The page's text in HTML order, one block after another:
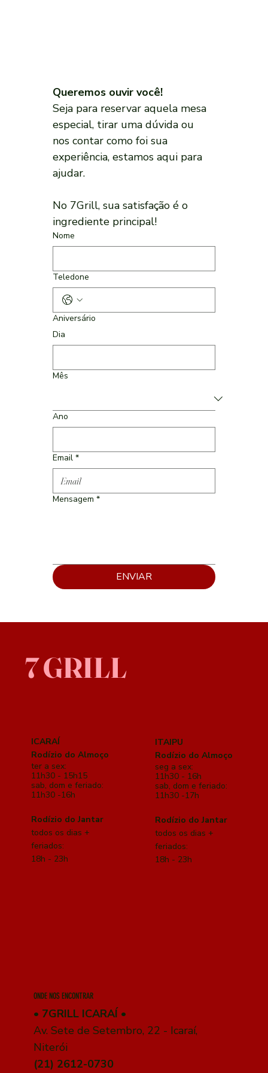
Queremos ouvir você!
Seja para reservar aquela mesa
especial, tirar uma dúvida ou
nos contar como foi sua
experiência, estamos aqui para
ajudar.
No 7Grill, sua satisfação é o
ingrediente principal!
Nome
Teledone
Aniversário
Dia
Mês
Ano
Email *
Mensagem *
ENVIAR
7 GRILL
ICARAÍ
Rodízio do Almoço
ter a sex:
11h30 - 15h15
sab, dom e feriado:
11h30 -16h
Rodízio do Jantar
todos os dias +
feriados:
18h - 23h
ITAIPU
Rodízio do Almoço
seg a sex:
11h30 - 16h
sab, dom e feriado:
11h30 -17h
Rodízio do Jantar
todos os dias +
feriados:
18h - 23h
ONDE NOS ENCONTRAR
• 7GRILL ICARAÍ •
Av. Sete de Setembro, 22 - Icaraí,
Niterói
(21) 2612-0730